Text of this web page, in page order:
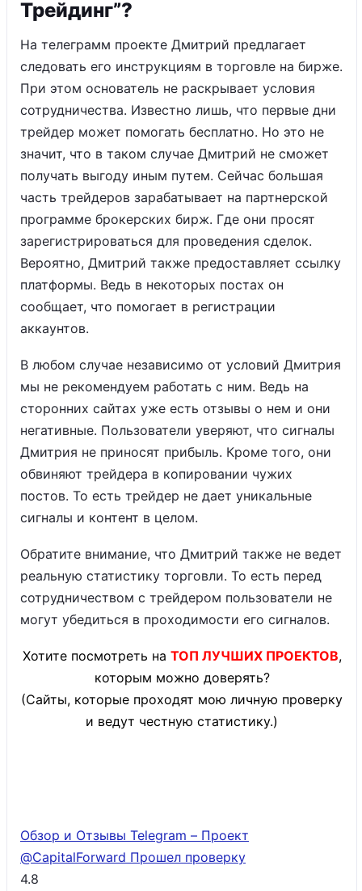
Трейдинг”?
На телеграмм проекте Дмитрий предлагает
следовать его инструкциям в торговле на бирже.
При этом основатель не раскрывает условия
сотрудничества. Известно лишь, что первые дни
трейдер может помогать бесплатно. Но это не
значит, что в таком случае Дмитрий не сможет
получать выгоду иным путем. Сейчас большая
часть трейдеров зарабатывает на партнерской
программе брокерских бирж. Где они просят
зарегистрироваться для проведения сделок.
Вероятно, Дмитрий также предоставляет ссылку
платформы. Ведь в некоторых постах он
сообщает, что помогает в регистрации
аккаунтов.
В любом случае независимо от условий Дмитрия
мы не рекомендуем работать с ним. Ведь на
сторонних сайтах уже есть отзывы о нем и они
негативные. Пользователи уверяют, что сигналы
Дмитрия не приносят прибыль. Кроме того, они
обвиняют трейдера в копировании чужих
постов. То есть трейдер не дает уникальные
сигналы и контент в целом.
Обратите внимание, что Дмитрий также не ведет
реальную статистику торговли. То есть перед
сотрудничеством с трейдером пользователи не
могут убедиться в проходимости его сигналов.
Хотите посмотреть на ТОП ЛУЧШИХ ПРОЕКТОВ,
которым можно доверять?
(Сайты, которые проходят мою личную проверку
и ведут честную статистику.)
Обзор и Отзывы Telegram – Проект
@CapitalForward Прошел проверку
4.8